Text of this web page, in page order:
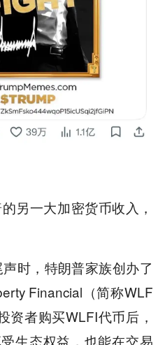
另一大加密货币收入，
时，特朗普家族创办了
Financial（简称WLF
资者购买WLFI代币后，
生态权益，也能在交易